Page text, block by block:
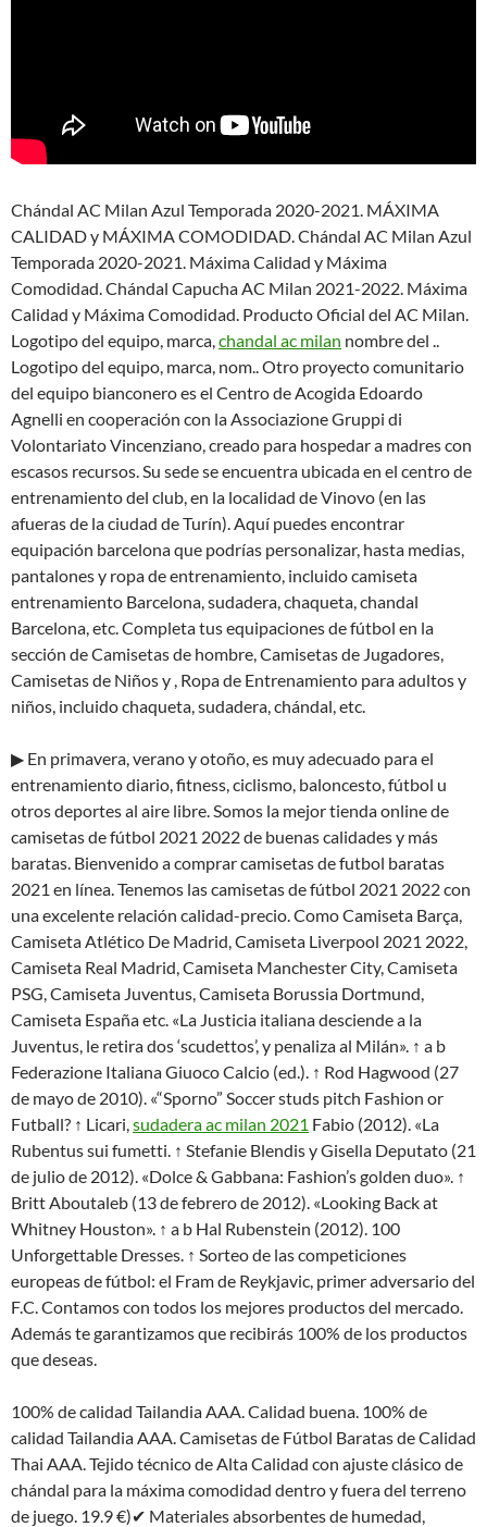
Chándal AC Milan Azul Temporada 2020-2021. MÁXIMA
CALIDAD y MÁXIMA COMODIDAD. Chándal AC Milan Azul
Temporada 2020-2021. Máxima Calidad y Máxima
Comodidad. Chándal Capucha AC Milan 2021-2022. Máxima
Calidad y Máxima Comodidad. Producto Oficial del AC Milan.
Logotipo del equipo, marca,chandal ac milan nombre del ..
Logotipo del equipo, marca, nom.. Otro proyecto comunitario
del equipo bianconero es el Centro de Acogida Edoardo
Agnelli en cooperación con la Associazione Gruppi di
Volontariato Vincenziano, creado para hospedar a madres con
escasos recursos. Su sede se encuentra ubicada en el centro de
entrenamiento del club, en la localidad de Vinovo (en las
afueras de la ciudad de Turín). Aquí puedes encontrar
equipación barcelona que podrías personalizar, hasta medias,
pantalones y ropa de entrenamiento, incluido camiseta
entrenamiento Barcelona, sudadera, chaqueta, chandal
Barcelona, etc. Completa tus equipaciones de fútbol en la
sección de Camisetas de hombre, Camisetas de Jugadores,
Camisetas de Niños y , Ropa de Entrenamiento para adultos y
niños, incluido chaqueta, sudadera, chándal, etc.
▶ En primavera, verano y otoño, es muy adecuado para el
entrenamiento diario, fitness, ciclismo, baloncesto, fútbol u
otros deportes al aire libre. Somos la mejor tienda online de
camisetas de fútbol 2021 2022 de buenas calidades y más
baratas. Bienvenido a comprar camisetas de futbol baratas
2021 en línea. Tenemos las camisetas de fútbol 2021 2022 con
una excelente relación calidad-precio. Como Camiseta Barça,
Camiseta Atlético De Madrid, Camiseta Liverpool 2021 2022,
Camiseta Real Madrid, Camiseta Manchester City, Camiseta
PSG, Camiseta Juventus, Camiseta Borussia Dortmund,
Camiseta España etc. «La Justicia italiana desciende a la
Juventus, le retira dos ‘scudettos’, y penaliza al Milán». ↑ a b
Federazione Italiana Giuoco Calcio (ed.). ↑ Rod Hagwood (27
de mayo de 2010). «“Sporno” Soccer studs pitch Fashion or
Futball? ↑ Licari,sudadera ac milan 2021 Fabio (2012). «La
Rubentus sui fumetti. ↑ Stefanie Blendis y Gisella Deputato (21
de julio de 2012). «Dolce & Gabbana: Fashion’s golden duo». ↑
Britt Aboutaleb (13 de febrero de 2012). «Looking Back at
Whitney Houston». ↑ a b Hal Rubenstein (2012). 100
Unforgettable Dresses. ↑ Sorteo de las competiciones
europeas de fútbol: el Fram de Reykjavic, primer adversario del
F.C. Contamos con todos los mejores productos del mercado.
Además te garantizamos que recibirás 100% de los productos
que deseas.
100% de calidad Tailandia AAA. Calidad buena. 100% de
calidad Tailandia AAA. Camisetas de Fútbol Baratas de Calidad
Thai AAA. Tejido técnico de Alta Calidad con ajuste clásico de
chándal para la máxima comodidad dentro y fuera del terreno
de juego. 19.9 €)✔ Materiales absorbentes de humedad,